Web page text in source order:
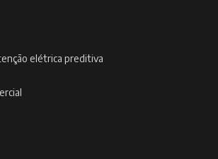
elétrica preditiva